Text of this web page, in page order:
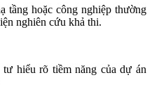
tầng hoặc công nghiệp thường
nghiên cứu khả thi.
hiểu rõ tiềm năng của dự án